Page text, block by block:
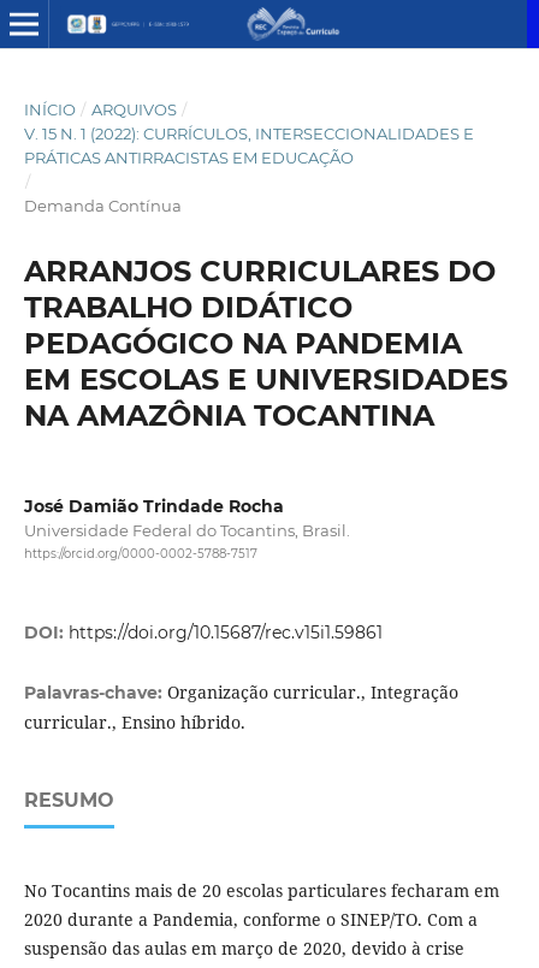
INÍCIO / ARQUIVOS /
V. 15 N. 1 (2022): CURRÍCULOS, INTERSECCIONALIDADES E
PRÁTICAS ANTIRRACISTAS EM EDUCAÇÃO
/
Demanda Contínua
ARRANJOS CURRICULARES DO
TRABALHO DIDÁTICO
PEDAGÓGICO NA PANDEMIA
EM ESCOLAS E UNIVERSIDADES
NA AMAZÔNIA TOCANTINA
José Damião Trindade Rocha
Universidade Federal do Tocantins, Brasil.
https://orcid.org/0000-0002-5788-7517
DOI: https://doi.org/10.15687/rec.v15i1.59861
Palavras-chave: Organização curricular., Integração
curricular., Ensino híbrido.
RESUMO
No Tocantins mais de 20 escolas particulares fecharam em
2020 durante a Pandemia, conforme o SINEP/TO. Com a
suspensão das aulas em março de 2020, devido à crise